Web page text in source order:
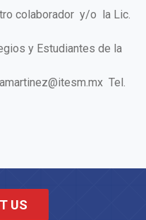
colaborador y/o la Lic.
y Estudiantes de la
Tel.
US